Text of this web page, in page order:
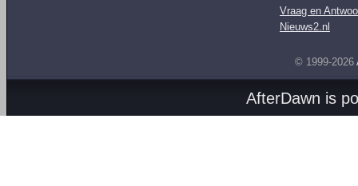
Vraag en
Nieuws2.nl
© 1999-2026
AfterDawn is